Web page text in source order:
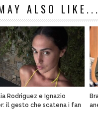
ALSO LIKE...
Rodriguez e Ignazio
il gesto che scatena i fan